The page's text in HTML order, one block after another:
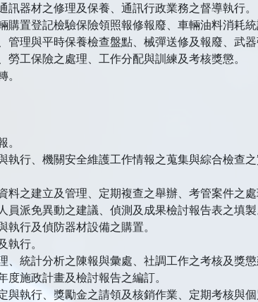
器材之修理及保養、通訊行政業務之督導執行。
購置登記檢驗保險領照報修報廢、車輛油料消耗統
管理與平時保養檢查盤點、械彈送修及報廢、武器
勞工保險之處理、工作分配與訓練及考核獎懲。
執行、機關安全維護工作情報之蒐集與綜合檢查
料之建立及管理、定期複查之舉辦、考管案件之
派免異動之建議、偵測及成果檢討報告表之填製
行及偵防器材設備之購置。
行。
、統計分析之陳報與彙處、社調工作之考核及獎懲
施政計畫及檢討報告之編訂。
與執行、獎勵金之請領及核銷作業、定期考核與個